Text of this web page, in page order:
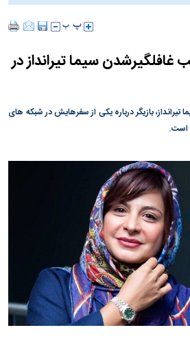
غافلگیرشدن سیما تیرانداز در
بازیگر درباره یکی از سفرهایش در شبکه های
است.